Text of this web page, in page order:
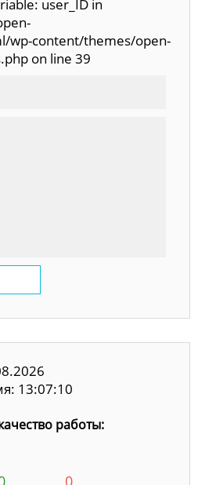
user_ID in
wp-content/themes/open-
on line 39
13:07:11
работы: